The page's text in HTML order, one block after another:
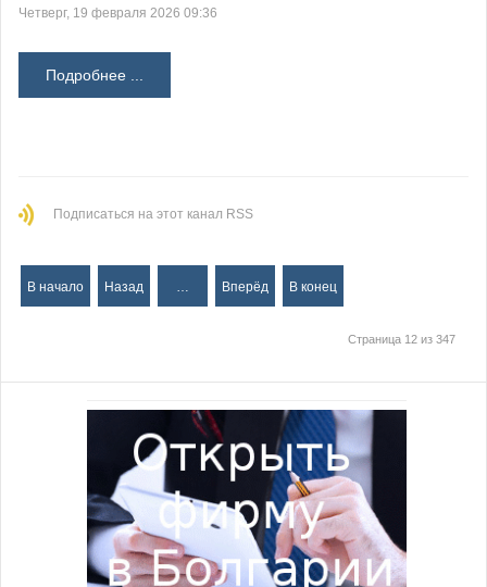
Четверг, 19 февраля 2026 09:36
Подробнее ...
Подписаться на этот канал RSS
В начало Назад … Вперёд В конец
Страница 12 из 347